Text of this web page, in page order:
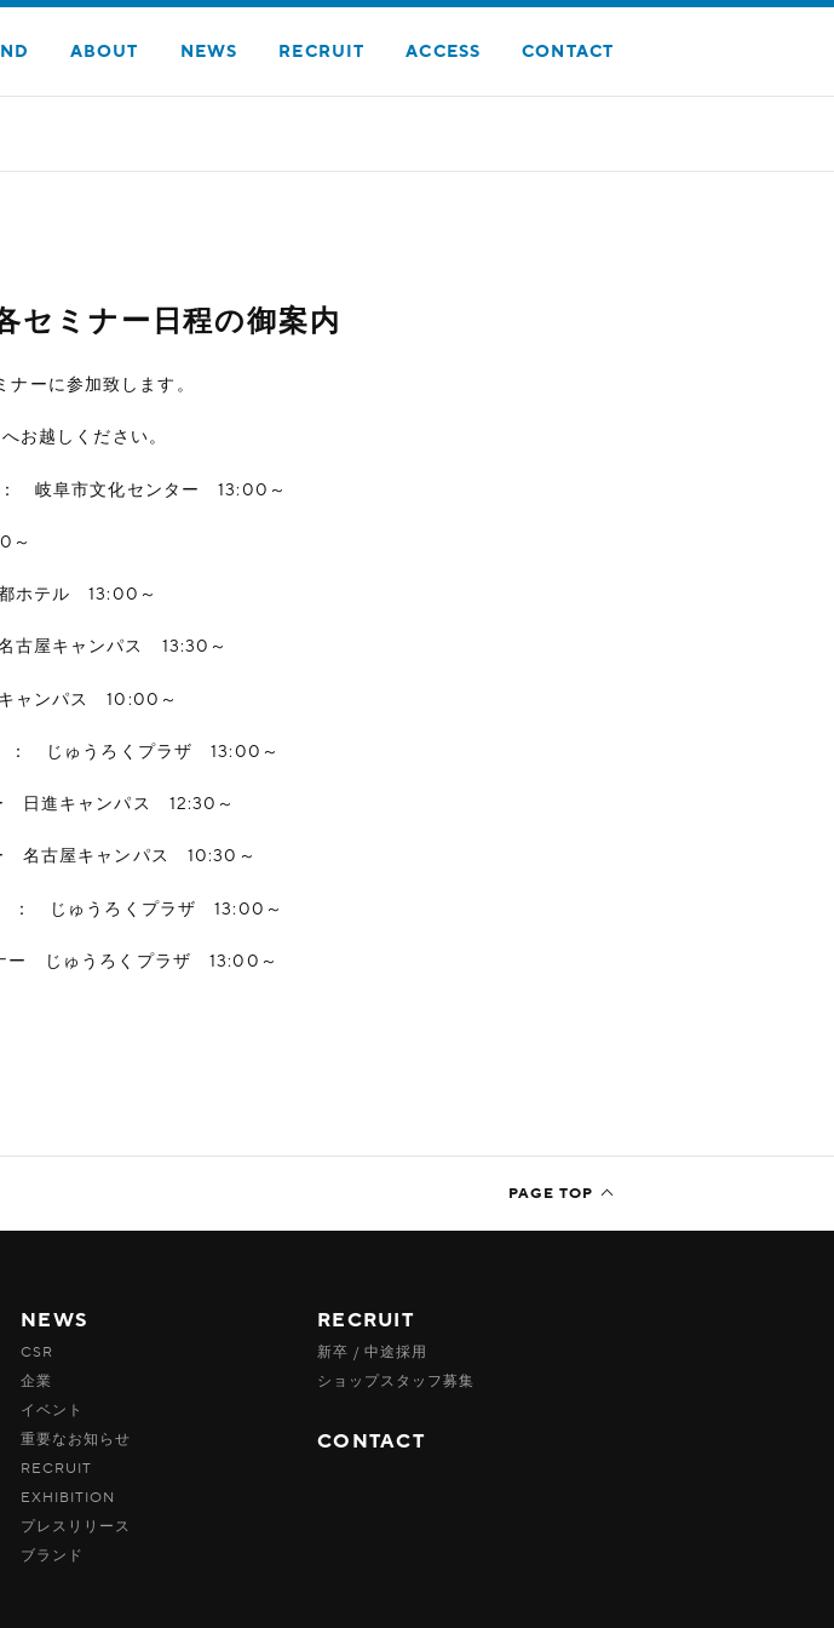
ABOUT NEWS RECRUIT ACCESS CONTACT
ミナー日程の御案内
ーに参加致します。
お越しください。
岐阜市文化センター 13:00～
テル 13:00～
屋キャンパス 13:30～
ンパス 10:00～
じゅうろくプラザ 13:00～
進キャンパス 12:30～
古屋キャンパス 10:30～
じゅうろくプラザ 13:00～
じゅうろくプラザ 13:00～
NEWS
CSR
企業
イベント
重要なお知らせ
RECRUIT
EXHIBITION
プレスリリース
ブランド
RECRUIT
新卒 / 中途採用
ショップスタッフ募集
CONTACT